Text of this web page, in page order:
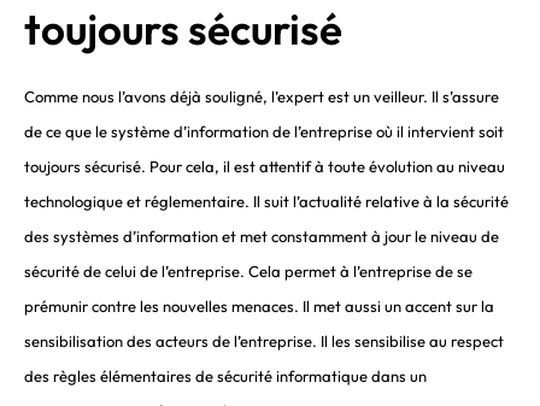
toujours sécurisé
Comme nous l’avons déjà souligné, l’expert est un veilleur. Il s’assure
de ce que le système d’information de l’entreprise où il intervient soit
toujours sécurisé. Pour cela, il est attentif à toute évolution au niveau
technologiqueet réglementaire. Il suit l’actualité relative à la sécurité
des systèmes d’information et met constamment à jour le niveau de
sécurité de celui de l’entreprise. Cela permet à l’entreprise de se
prémunir contre les nouvelles menaces. Il met aussi un accent sur la
sensibilisation des acteurs de l’entreprise. Il les sensibilise au respect
des règles élémentaires de sécurité informatique dans un